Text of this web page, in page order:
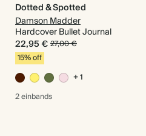
Dotted & Spotted
Damson Madder
Hardcover Bullet Journal
22,95 €27,00 €
15% off
+ 1
2 einbands